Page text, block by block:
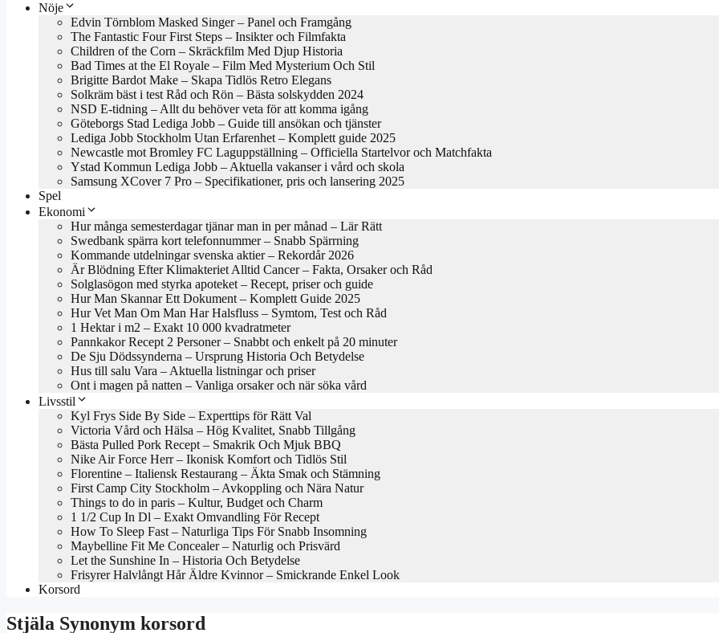
Nöje
Edvin Törnblom Masked Singer – Panel och Framgång
The Fantastic Four First Steps – Insikter och Filmfakta
Children of the Corn – Skräckfilm Med Djup Historia
Bad Times at the El Royale – Film Med Mysterium Och Stil
Brigitte Bardot Make – Skapa Tidlös Retro Elegans
Solkräm bäst i test Råd och Rön – Bästa solskydden 2024
NSD E-tidning – Allt du behöver veta för att komma igång
Göteborgs Stad Lediga Jobb – Guide till ansökan och tjänster
Lediga Jobb Stockholm Utan Erfarenhet – Komplett guide 2025
Newcastle mot Bromley FC Laguppställning – Officiella Startelvor och Matchfakta
Ystad Kommun Lediga Jobb – Aktuella vakanser i vård och skola
Samsung XCover 7 Pro – Specifikationer, pris och lansering 2025
Spel
Ekonomi
Hur många semesterdagar tjänar man in per månad – Lär Rätt
Swedbank spärra kort telefonnummer – Snabb Spärrning
Kommande utdelningar svenska aktier – Rekordår 2026
Är Blödning Efter Klimakteriet Alltid Cancer – Fakta, Orsaker och Råd
Solglasögon med styrka apoteket – Recept, priser och guide
Hur Man Skannar Ett Dokument – Komplett Guide 2025
Hur Vet Man Om Man Har Halsfluss – Symtom, Test och Råd
1 Hektar i m2 – Exakt 10 000 kvadratmeter
Pannkakor Recept 2 Personer – Snabbt och enkelt på 20 minuter
De Sju Dödssynderna – Ursprung Historia Och Betydelse
Hus till salu Vara – Aktuella listningar och priser
Ont i magen på natten – Vanliga orsaker och när söka vård
Livsstil
Kyl Frys Side By Side – Experttips för Rätt Val
Victoria Vård och Hälsa – Hög Kvalitet, Snabb Tillgång
Bästa Pulled Pork Recept – Smakrik Och Mjuk BBQ
Nike Air Force Herr – Ikonisk Komfort och Tidlös Stil
Florentine – Italiensk Restaurang – Äkta Smak och Stämning
First Camp City Stockholm – Avkoppling och Nära Natur
Things to do in paris – Kultur, Budget och Charm
1 1/2 Cup In Dl – Exakt Omvandling För Recept
How To Sleep Fast – Naturliga Tips För Snabb Insomning
Maybelline Fit Me Concealer – Naturlig och Prisvärd
Let the Sunshine In – Historia Och Betydelse
Frisyrer Halvlångt Hår Äldre Kvinnor – Smickrande Enkel Look
Korsord
Stjäla Synonym korsord